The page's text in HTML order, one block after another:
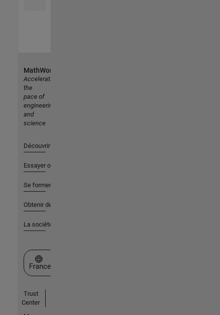
MathWorks
Accelerating
the
pace of
engineering
and
science
Découvrir les produits
Essayer ou acheter
Se former
Obtenir de l'aide
La société
Sélectionner un site web
France
Trust
Center